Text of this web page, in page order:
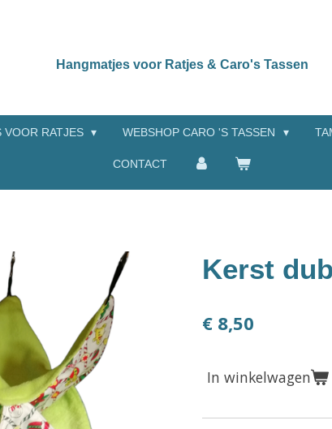
Hangmatjes voor Ratjes & Caro's Tassen
VOOR RATJES WEBSHOP CARO 'S TASSEN
CONTACT
Kerst
€ 8,50
In winkelwagen